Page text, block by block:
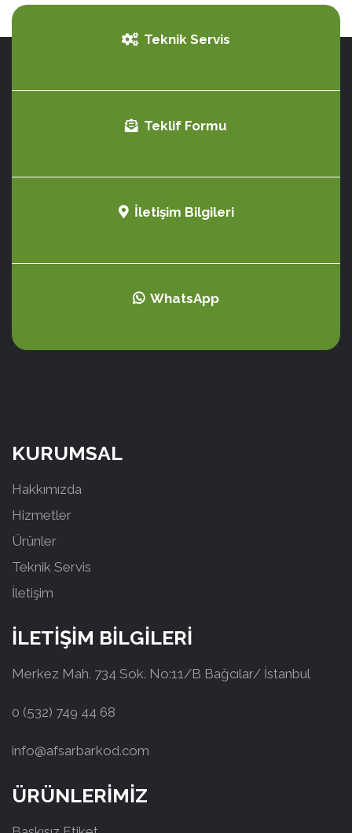
Teknik Servis
Teklif Formu
İletişim Bilgileri
WhatsApp
KURUMSAL
Hakkımızda
Hizmetler
Ürünler
Teknik Servis
İletişim
İLETİŞİM BİLGİLERİ
Merkez Mah. 734 Sok. No:11/B Bağcılar/ İstanbul
0 (532) 749 44 68
info@afsarbarkod.com
ÜRÜNLERİMİZ